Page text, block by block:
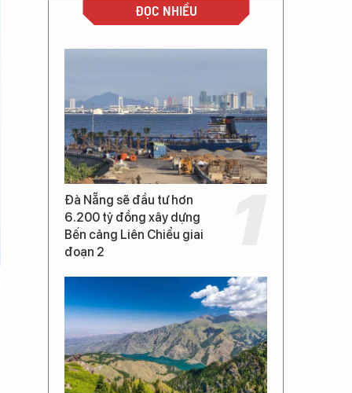
ĐỌC NHIỀU
Đà Nẵng sẽ đầu tư hơn
6.200 tỷ đồng xây dựng
Bến cảng Liên Chiểu giai
đoạn 2